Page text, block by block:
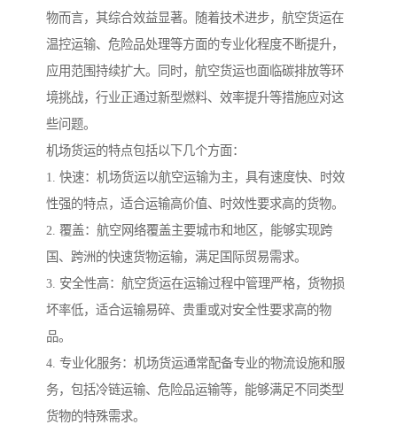
物而言，其综合效益显著。随着技术进步，航空货运在
温控运输、危险品处理等方面的专业化程度不断提升，
应用范围持续扩大。同时，航空货运也面临碳排放等环
境挑战，行业正通过新型燃料、效率提升等措施应对这
些问题。
机场货运的特点包括以下几个方面：
1. 快速：机场货运以航空运输为主，具有速度快、时效
性强的特点，适合运输高价值、时效性要求高的货物。
2. 覆盖：航空网络覆盖主要城市和地区，能够实现跨
国、跨洲的快速货物运输，满足国际贸易需求。
3. 安全性高：航空货运在运输过程中管理严格，货物损
坏率低，适合运输易碎、贵重或对安全性要求高的物
品。
4. 专业化服务：机场货运通常配备专业的物流设施和服
务，包括冷链运输、危险品运输等，能够满足不同类型
货物的特殊需求。